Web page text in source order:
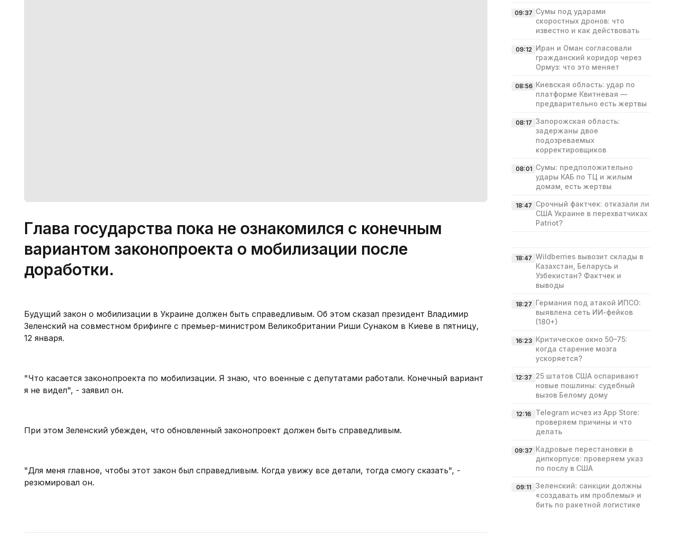
Глава государства пока не ознакомился с конечным
вариантом законопроекта о мобилизации после
доработки.
Будущий закон о мобилизации в Украине должен быть справедливым. Об этом сказал президент Владимир
Зеленский на совместном брифинге с премьер-министром Великобритании Риши Сунаком в Киеве в пятницу,
12 января.
"Что касается законопроекта по мобилизации. Я знаю, что военные с депутатами работали. Конечный вариант
я не видел", - заявил он.
При этом Зеленский убежден, что обновленный законопроект должен быть справедливым.
"Для меня главное, чтобы этот закон был справедливым. Когда увижу все детали, тогда смогу сказать", -
резюмировал он.
09:37 Сумы под ударами
скоростных дронов: что
известно и как действовать
09:12 Иран и Оман согласовали
гражданский коридор через
Ормуз: что это меняет
08:56 Киевская область: удар по
платформе Квитневая —
предварительно есть жертвы
08:17 Запорожская область:
задержаны двое
подозреваемых
корректировщиков
08:01 Сумы: предположительно
удары КАБ по ТЦ и жилым
домам, есть жертвы
18:47 Срочный фактчек: отказали ли
США Украине в перехватчиках
Patriot?
18:47 Wildberries вывозит склады в
Казахстан, Беларусь и
Узбекистан? Фактчек и
выводы
18:27 Германия под атакой ИПСО:
выявлена сеть ИИ‑фейков
(180+)
16:23 Критическое окно 50–75:
когда старение мозга
ускоряется?
12:37 25 штатов США оспаривают
новые пошлины: судебный
вызов Белому дому
12:16
Telegram исчез из App Store:
проверяем причины и что
делать
09:37 Кадровые перестановки в
дипкорпусе: проверяем указ
по послу в США
09:11 Зеленский: санкции должны
«создавать им проблемы» и
бить по ракетной логистике